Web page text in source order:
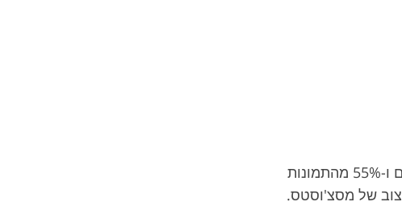
Tata Rossi היא צלמת-יועצת, תורמת מפתח ב-FixThePhoto, חולקת את המומחיות שלה בנושא צילום ו-55% מהתמונות
של מסצ'וסטס.